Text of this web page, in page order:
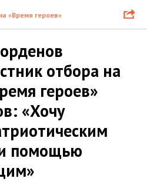
«Время героев»
отбора на
героев»
«Хочу
помощью